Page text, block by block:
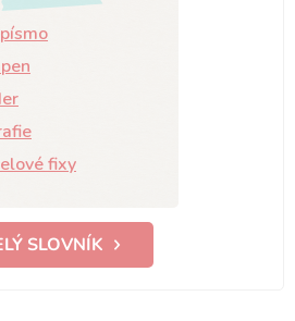
fixy
SLOVNÍK